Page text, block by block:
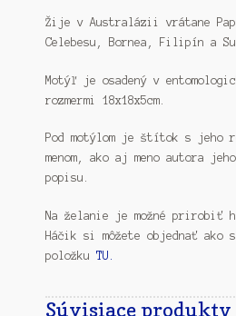
Žije v Australázii vrátane
Celebesu, Bornea, Filipín a
Motýľ je osadený v
rozmermi 18x18x5cm.
Pod motýlom je štítok s jeho
menom, ako aj meno autora
popisu.
Na želanie je možné prirobiť
Háčik si môžete objednať ako
položku TU.
Súvisiace produkty